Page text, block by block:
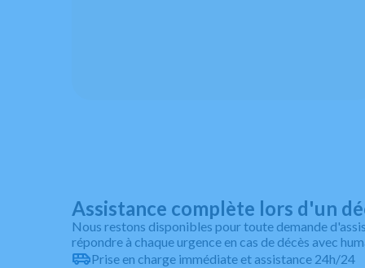
Assistance complète lors d'un
Nous restons disponibles pour toute demande
répondre à chaque urgence en cas de décès avec
Prise en charge immédiate et assistance 24h/24